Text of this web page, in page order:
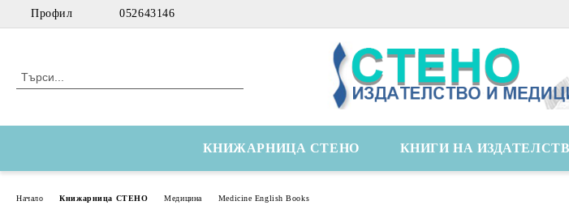
Профил 052643146
КНИЖАРНИЦА СТЕНО КНИГИ НА
Начало Книжарница СТЕНО Медицина Medicine English Books